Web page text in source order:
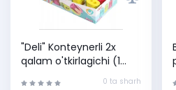
"Deli" Konteynerli 2x
qalam o'tkirlagichi (1
0 ta sharh